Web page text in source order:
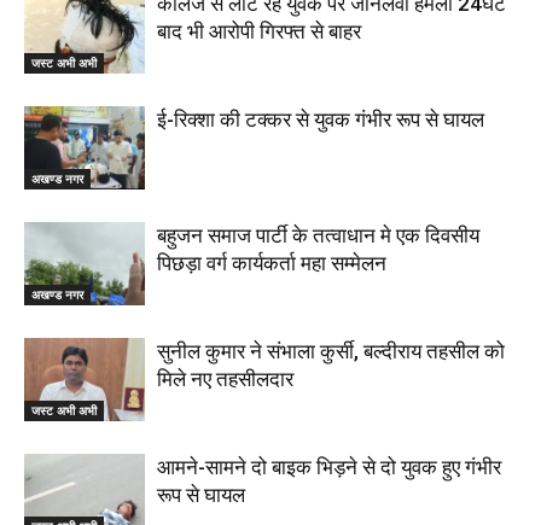
जस्ट अभी अभी
बाद भी आरोपी गिरफ्त से बाहर
अखण्ड नगर
ई-रिक्शा की टक्कर से युवक गंभीर रूप से घायल
अखण्ड नगर
बहुजन समाज पार्टी के तत्वाधान मे एक दिवसीय
पिछड़ा वर्ग कार्यकर्ता महा सम्मेलन
जस्ट अभी अभी
सुनील कुमार ने संभाला कुर्सी, बल्दीराय तहसील को
मिले नए तहसीलदार
आमने-सामने दो बाइक भिड़ने से दो युवक हुए गंभीर
रूप से घायल